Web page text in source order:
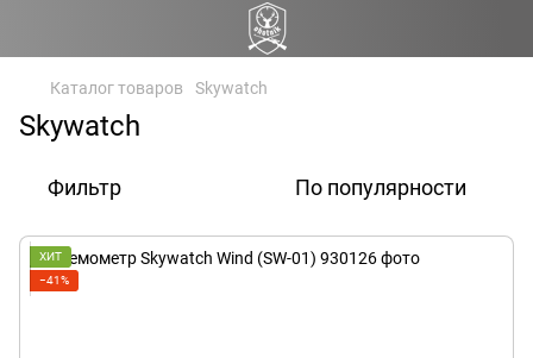
Каталог товаров Skywatch
Skywatch
Фильтр По популярности
ХИТ
−41%